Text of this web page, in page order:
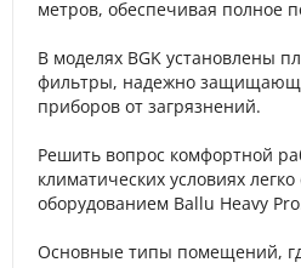
метров, обеспечивая полное
В моделях BGK установлены
фильтры, надежно
приборов от загрязнений.
Решить вопрос комфортной
климатических условиях
оборудованием Ballu Heavy
Основные типы помещений,